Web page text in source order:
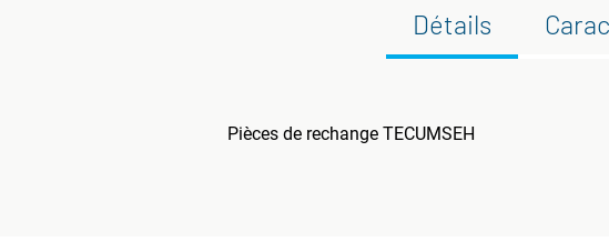
Détails
Pièces de rechange TECUMSEH